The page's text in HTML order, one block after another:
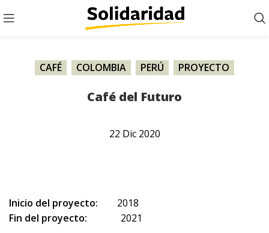
CAFÉ COLOMBIA PERÚ PROYECTO
Café del Futuro
22 Dic 2020
Inicio del proyecto: 2018
Fin del proyecto: 2021